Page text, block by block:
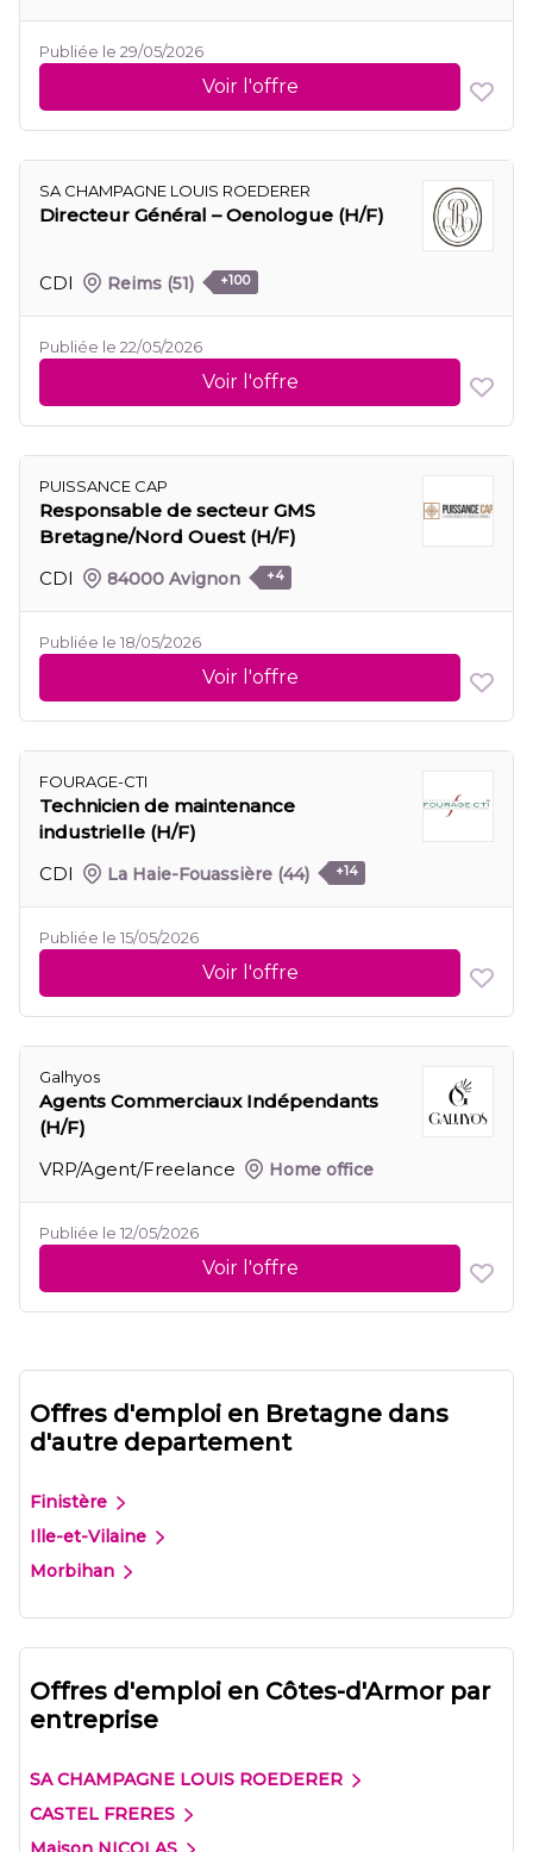
Publiée le 29/05/2026
Voir l'offre
SA CHAMPAGNE LOUIS ROEDERER
Directeur Général – Oenologue (H/F)
CDI Reims (51) +100
Publiée le 22/05/2026
Voir l'offre
PUISSANCE CAP
Responsable de secteur GMS
Bretagne/Nord Ouest (H/F)
CDI
84000 Avignon +4
Publiée le 18/05/2026
Voir l'offre
FOURAGE-CTI
Technicien de maintenance
industrielle (H/F)
CDI
La Haie-Fouassière (44) +14
Publiée le 15/05/2026
Voir l'offre
Galhyos
Agents Commerciaux Indépendants
(H/F)
VRP/Agent/Freelance
Home office
Publiée le 12/05/2026
Voir l'offre
Offres d'emploi en Bretagne dans
d'autre departement
Finistère
Ille-et-Vilaine
Morbihan
Offres d'emploi en Côtes-d'Armor par
entreprise
SA CHAMPAGNE LOUIS ROEDERER
CASTEL FRERES